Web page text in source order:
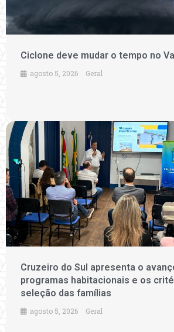
Ciclone deve mudar o tempo no
agosto 5, 2026 Geral
Cruzeiro do Sul apresenta o
programas habitacionais e os
seleção das famílias
agosto 5, 2026 Geral